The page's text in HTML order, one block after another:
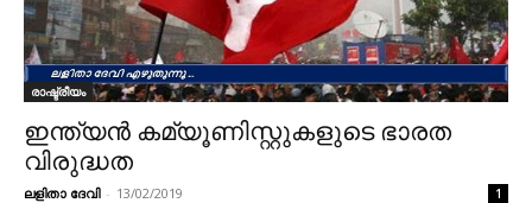
രാഷ്ട്രീയം
ഇന്ത്യൻ കമ്യൂണിസ്റ്റുകളുടെ ഭാരത
വിരുദ്ധത
ലളിതാ ദേവി - 13/02/2019 1